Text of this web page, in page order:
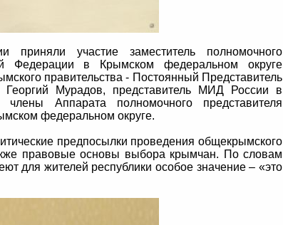
участие заместитель полномочного
Федерации в Крымском федеральном округе
правительства - Постоянный Представитель
Мурадов, представитель МИД России в
Аппарата полномочного представителя
федеральном округе.
предпосылки проведения общекрымского
правовые основы выбора крымчан. По словам
для жителей республики особое значение – «это